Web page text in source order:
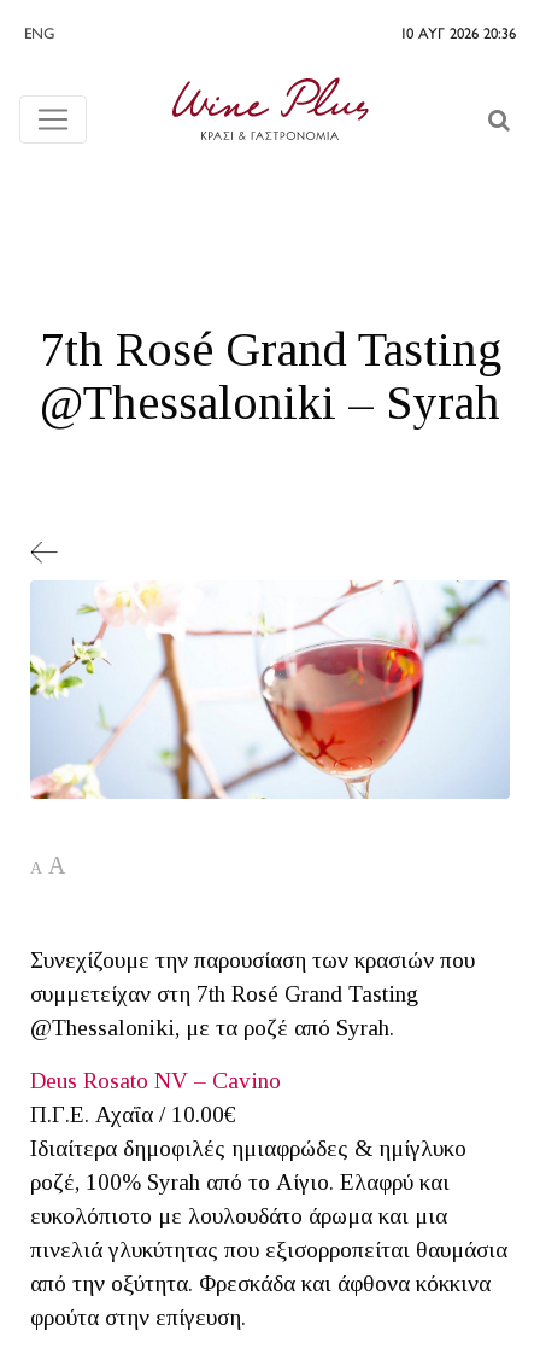
ENG 10 ΑΥΓ 2026 20:36
7th Rosé Grand Tasting
@Thessaloniki – Syrah
A A
Συνεχίζουμε την παρουσίαση των κρασιών που
συμμετείχαν στη 7th Rosé Grand Tasting
@Thessaloniki, με τα ροζέ από Syrah.
Deus Rosato NV – Cavino
Π.Γ.Ε. Αχαΐα / 10.00€
Ιδιαίτερα δημοφιλές ημιαφρώδες & ημίγλυκο
ροζέ, 100% Syrah από το Αίγιο. Ελαφρύ και
ευκολόπιοτο με λουλουδάτο άρωμα και μια
πινελιά γλυκύτητας που εξισορροπείται θαυμάσια
από την οξύτητα. Φρεσκάδα και άφθονα κόκκινα
φρούτα στην επίγευση.